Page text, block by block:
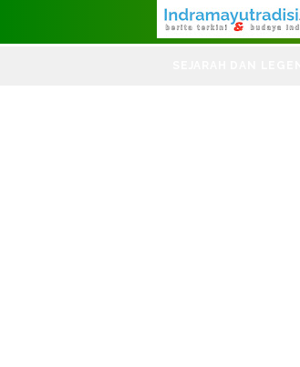
Judul Website